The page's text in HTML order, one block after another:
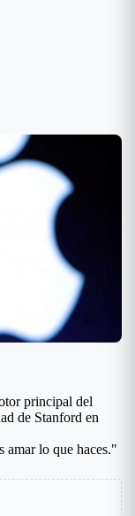
principal del
de Stanford en
amar lo que haces."